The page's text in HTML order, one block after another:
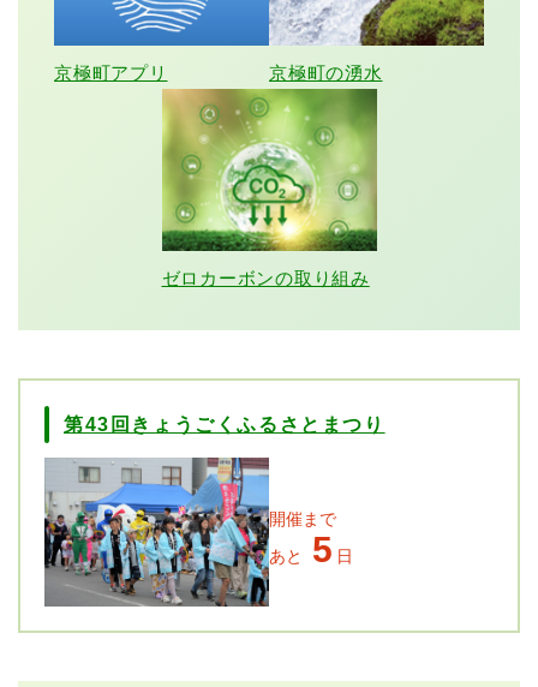
京極町アプリ 京極町の湧水
ゼロカーボンの取り組み
第43回きょうごくふるさとまつり
開催まで
あと
5 日